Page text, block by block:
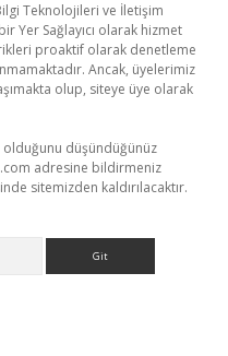
Teknolojileri ve İletişim
Yer Sağlayıcı olarak hizmet
proaktif olarak denetleme
Ancak, üyelerimiz
olup, siteye üye olarak
olduğunu düşündüğünüz
adresine bildirmeniz
sitemizden kaldırılacaktır.